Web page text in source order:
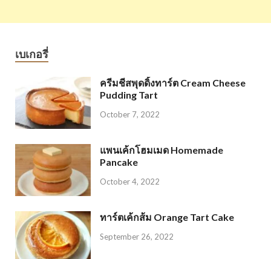
เบเกอรี่
ครีมชีสพุดดิ้งทาร์ต Cream Cheese
Pudding Tart
October 7, 2022
แพนเค้กโฮมเมด Homemade
Pancake
October 4, 2022
ทาร์ตเค้กส้ม Orange Tart Cake
September 26, 2022